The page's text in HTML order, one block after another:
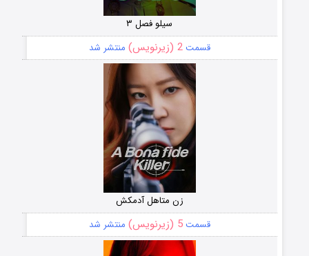
سیلو فصل ۳
قسمت2 (زیرنویس) منتشر شد
زن متاهل آدمکش
قسمت5 (زیرنویس) منتشر شد